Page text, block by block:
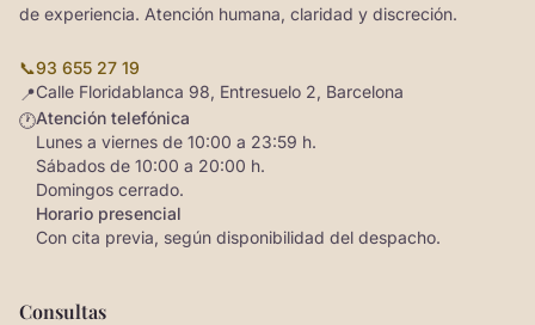
de experiencia. Atención humana, claridad y discreción.
📞93 655 27 19
📍Calle Floridablanca 98, Entresuelo 2, Barcelona
🕐Atención telefónica
Lunes a viernes de 10:00 a 23:59 h.
Sábados de 10:00 a 20:00 h.
Domingos cerrado.
Horario presencial
Con cita previa, según disponibilidad del despacho.
Consultas